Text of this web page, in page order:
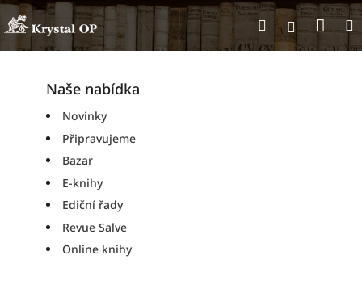
Přejít
na
obsah
Hledat
Naše nabídka
Novinky
Připravujeme
Bazar
E-knihy
Ediční řady
Revue Salve
Online knihy